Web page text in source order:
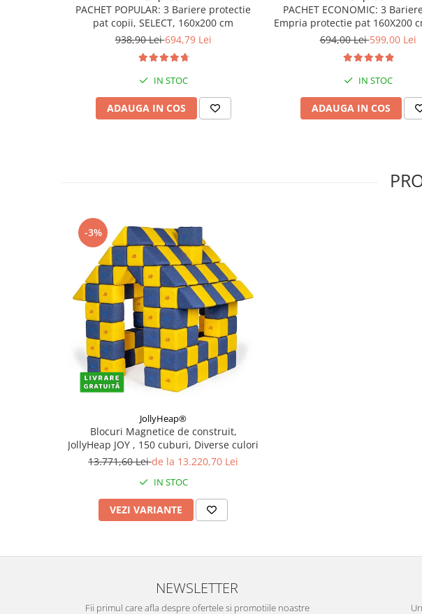
PACHET POPULAR: 3 Bariere protectie
pat copii, SELECT, 160x200 cm
938,90 Lei694,79 Lei
IN STOC
ADAUGA IN COS
PACHET ECONOMIC: 3
Empria protectie pat 160X200
stabilizatoare
694,00 Lei599,00 Lei
IN STOC
ADAUGA IN COS
-3%
JollyHeap®
Blocuri Magnetice de construit,
JollyHeap JOY , 150 cuburi, Diverse culori
13.771,60 Leide la 13.220,70 Lei
IN STOC
VEZI VARIANTE
NEWSLETTER
Fii primul care afla despre ofertele si promotiile noastre